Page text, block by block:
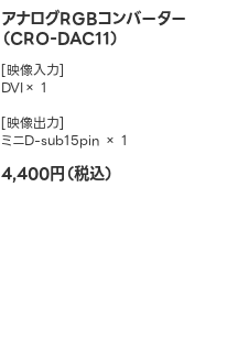
アナログRGBコンバーター
（CRO-DAC11）
[映像入力]
DVI× 1
[映像出力]
ミニD-sub15pin × 1
4,400円（税込）